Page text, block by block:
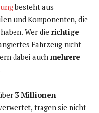
besteht aus
und Komponenten, die
haben. Wer die richtige
Fahrzeug nicht
dabei auch mehrere
3 Millionen
tragen sie nicht